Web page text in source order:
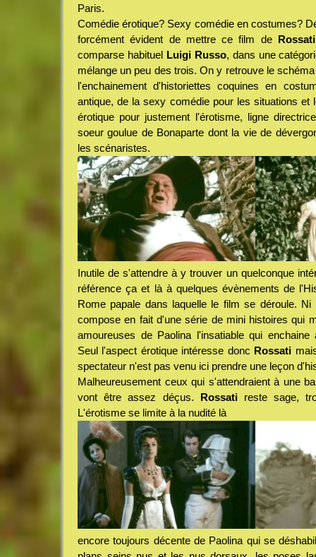
Paris.
Comédie érotique? Sexy comédie en costumes?
forcément évident de mettre ce film de Rossati
comparse habituel Luigi Russo, dans une
mélange un peu des trois. On y retrouve le
l'enchainement d'historiettes coquines en
antique, de la sexy comédie pour les situations et
érotique pour justement l'érotisme, ligne
soeur goulue de Bonaparte dont la vie de
les scénaristes.
Inutile de s'attendre à y trouver un quelconque
référence ça et là à quelques évènements de
Rome papale dans laquelle le film se déroule.
compose en fait d'une série de mini histoires qui
amoureuses de Paolina l'insatiable qui enchaine
Seul l'aspect érotique intéresse donc Rossati
spectateur n'est pas venu ici prendre une leçon
Malheureusement ceux qui s'attendraient à une
vont être assez déçus. Rossatireste sage,
L'érotisme se limite à la nudité là
encore toujours décente de Paolina qui se